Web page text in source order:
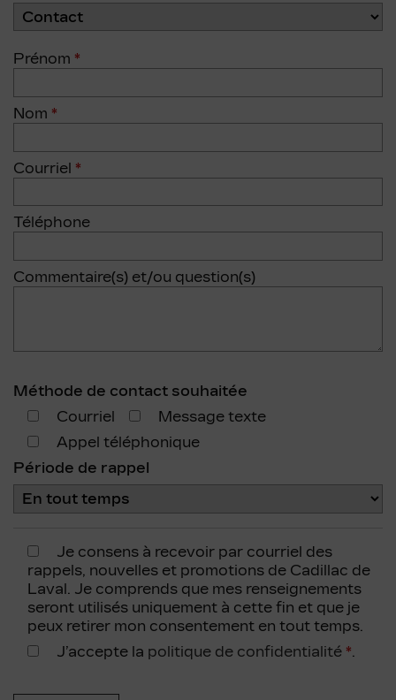
Prénom *
Nom *
Courriel *
Téléphone
Commentaire(s) et/ou question(s)
Méthode de contact souhaitée
Courriel
Message texte
Appel téléphonique
Période de rappel
Je consens à recevoir par courriel des
rappels, nouvelles et promotions de Cadillac de
Laval. Je comprends que mes renseignements
seront utilisés uniquement à cette fin et que je
peux retirer mon consentement en tout temps.
J’accepte la politique de confidentialité *.